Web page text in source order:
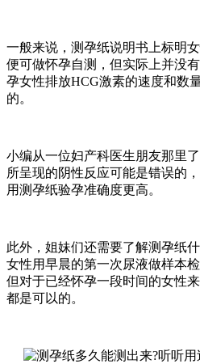
一般来说，测孕纸说明书上标明
便可做怀孕自测，但实际上并没
孕女性排放HCG激素的速度和数
的。
小编从一位妇产科医生朋友那里
所呈现的阴性反应可能是错误的
用测孕纸验孕准确度更高。
此外，姐妹们还需要了解测孕纸
女性用早晨的第一次尿液做样本
但对于已经怀孕一段时间的女性
都是可以的。